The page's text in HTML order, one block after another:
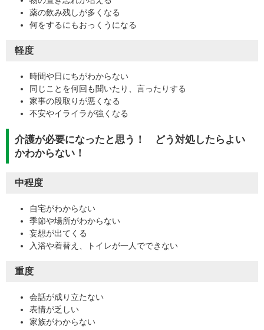
薬の飲み残しが多くなる
何をするにもおっくうになる
軽度
時間や日にちがわからない
同じことを何回も聞いたり、言ったりする
家事の段取りが悪くなる
不安やイライラが強くなる
介護が必要になったと思う！ どう対処したらよい
かわからない！
中程度
自宅がわからない
季節や場所がわからない
妄想が出てくる
入浴や着替え、トイレが一人でできない
重度
会話が成り立たない
表情が乏しい
家族がわからない